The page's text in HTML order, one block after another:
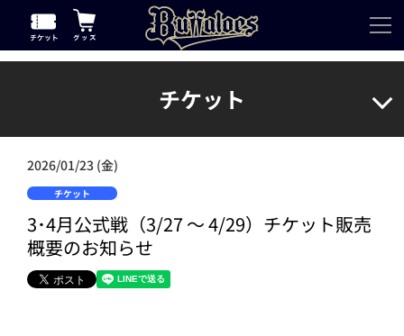
チケット
2026/01/23 (金)
チケット
3･4月公式戦（3/27 ～ 4/29）チケット販売
概要のお知らせ